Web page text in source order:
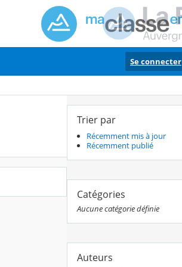
Se connecter
Trier par
Récemment mis à jour
Récemment publié
Catégories
Aucune catégorie définie
Auteurs